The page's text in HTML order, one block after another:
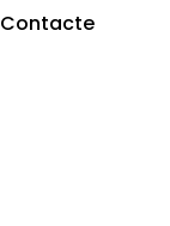
Contacte